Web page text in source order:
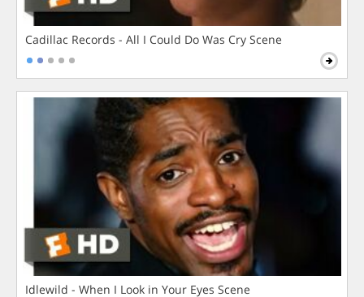
Cadillac Records - All I Could Do Was Cry Scene
Idlewild - When I Look in Your Eyes Scene